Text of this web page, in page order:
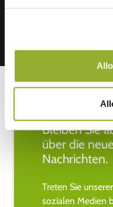
Bleiben Sie
über die
Nachrichten.
Treten Sie
sozialen Medien